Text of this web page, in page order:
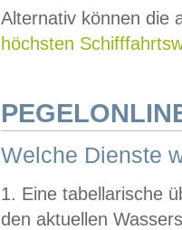
Alternativ können die
höchsten
Welche Dienste
1. Eine tabellarische
den aktuellen